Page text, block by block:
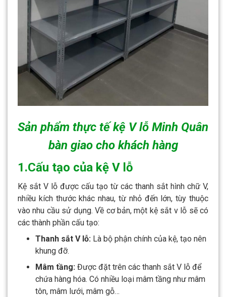
Sản phẩm thực tế kệ V lỗ Minh Quân
bàn giao cho khách hàng
1.Cấu tạo của kệ V lỗ
Kệ sắt V lỗ được cấu tạo từ các thanh sắt hình chữ V,
nhiều kích thước khác nhau, từ nhỏ đến lớn, tùy thuộc
vào nhu cầu sử dụng. Về cơ bản, một kệ sắt v lỗ sẽ có
các thành phần cấu tạo:
Thanh sắt V lỗ: Là bộ phận chính của kệ, tạo nên
khung đỡ.
Mâm tầng: Được đặt trên các thanh sắt V lỗ để
chứa hàng hóa. Có nhiều loại mâm tầng như mâm
tôn, mâm lưới, mâm gỗ…